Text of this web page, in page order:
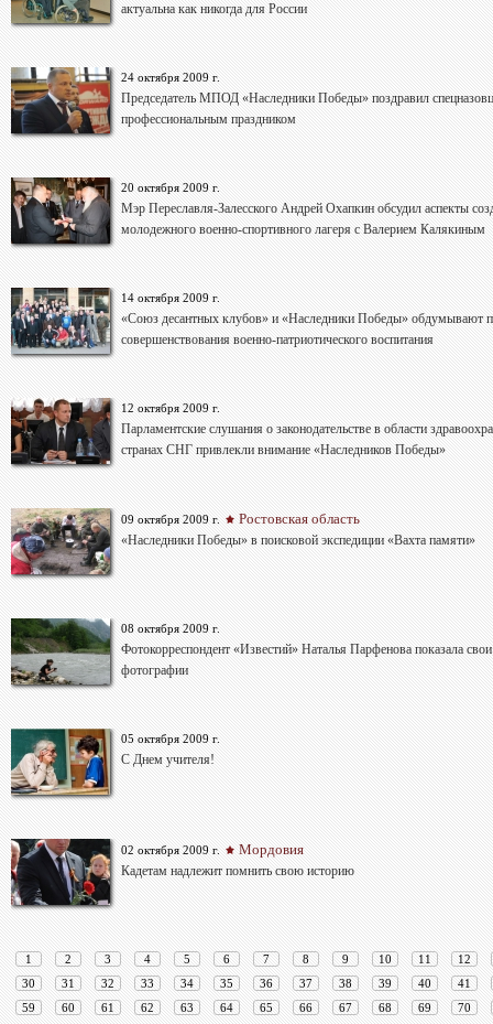
актуальна как никогда для России
24 октября 2009 г.
Председатель МПОД «Наследники Победы» поздравил
профессиональным праздником
20 октября 2009 г.
Мэр Переславля-Залесского Андрей Охапкин обсудил аспекты
молодежного военно-спортивного лагеря с Валерием Калякиным
14 октября 2009 г.
«Союз десантных клубов» и «Наследники Победы» обдумывают
совершенствования военно-патриотического воспитания
12 октября 2009 г.
Парламентские слушания о законодательстве в области
странах СНГ привлекли внимание «Наследников Победы»
09 октября 2009 г. Ростовская область
«Наследники Победы» в поисковой экспедиции «Вахта памяти»
08 октября 2009 г.
Фотокорреспондент «Известий» Наталья Парфенова показала свои
фотографии
05 октября 2009 г.
С Днем учителя!
02 октября 2009 г. Мордовия
Кадетам надлежит помнить свою историю
1 2 3 4 5 6 7 8 9 10 11
12
30
31 32 33 34 35 36 37 38 39 40
41
59
60 61 62 63 64 65 66 67 68 69
70